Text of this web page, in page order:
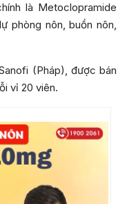
là Metoclopramide
phòng nôn, buồn nôn,
(Pháp), được bán
vỉ 20 viên.